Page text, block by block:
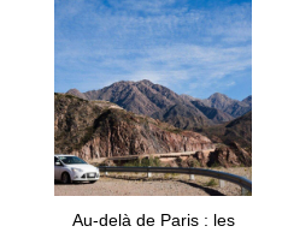
Au-delà de Paris : les